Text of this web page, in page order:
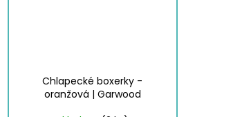
Chlapecké boxerky -
oranžová | Garwood